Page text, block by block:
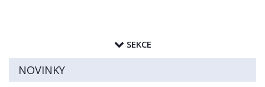
PŘEVODY JEDNOTEK
SEKCE
NOVINKY